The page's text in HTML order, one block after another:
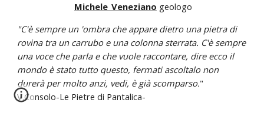
Michele_Veneziano geologo
"C'è sempre un 'ombra che appare dietro una pietra di
rovina tra un carrubo e una colonna sterrata. C'è sempre
una voce che parla e che vuole raccontare, dire ecco il
mondo è stato tutto questo, fermati ascoltalo non
durerà per molto anzi, vedi, è già scomparso."
V.Consolo-Le Pietre di Pantalica-